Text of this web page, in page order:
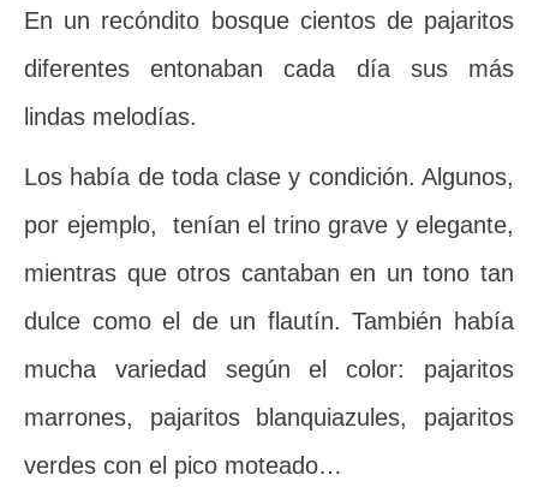
En un recóndito bosque cientos de pajaritos
diferentes entonaban cada día sus más
lindas melodías.
Los había de toda clase y condición. Algunos,
por ejemplo, tenían el trino grave y elegante,
mientras que otros cantaban en un tono tan
dulce como el de un flautín. También había
mucha variedad según el color: pajaritos
marrones, pajaritos blanquiazules, pajaritos
verdes con el pico moteado…